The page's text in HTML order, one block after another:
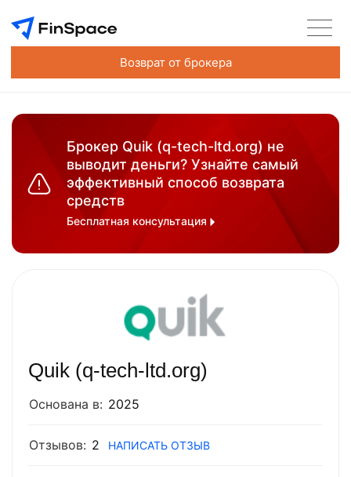
Возврат от брокера
Брокер Quik (q-tech-ltd.org) не
выводит деньги? Узнайте самый
эффективный способ возврата
средств
Бесплатная консультация
Quik (q-tech-ltd.org)
Основана в: 2025
Отзывов: 2 НАПИСАТЬ ОТЗЫВ